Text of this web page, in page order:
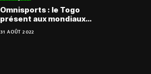
Omnisports : le Togo
présent aux mondiaux
juniors de natation
31 AOÛT 2022